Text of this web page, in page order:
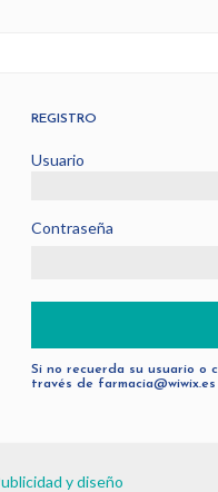
REGISTRO
Usuario
Contraseña
Si no recuerda su usuario o
través de farmacia@wiwix.es
y diseño